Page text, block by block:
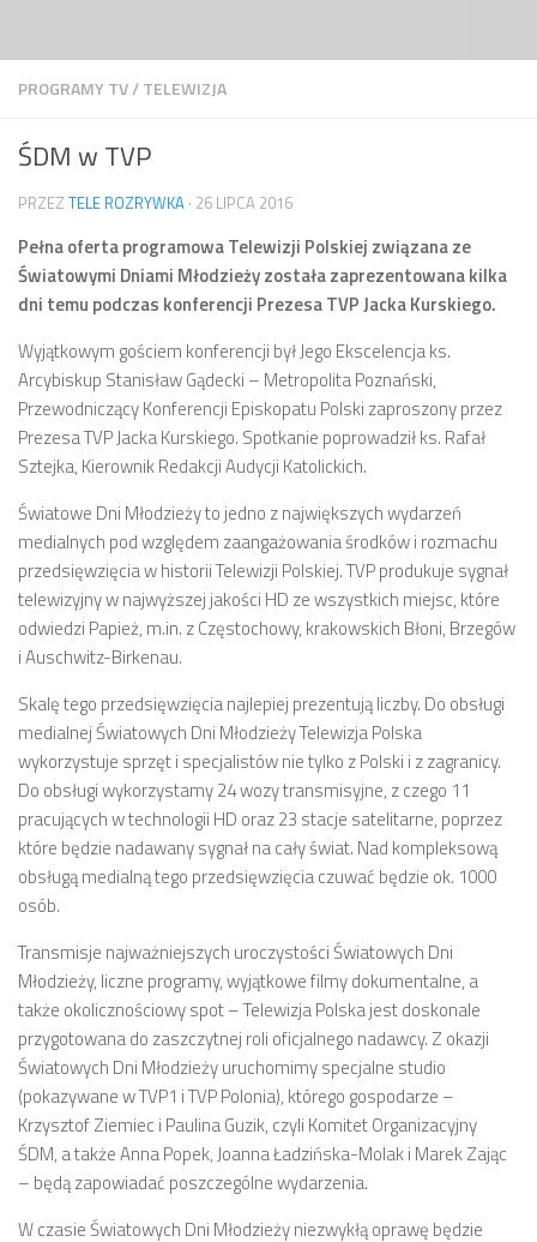
PROGRAMY TV/TELEWIZJA
ŚDM w TVP
PRZEZ TELE ROZRYWKA · 26 LIPCA 2016
Pełna oferta programowa Telewizji Polskiej związana ze
Światowymi Dniami Młodzieży została zaprezentowana kilka
dni temu podczas konferencji Prezesa TVP Jacka Kurskiego.
Wyjątkowym gościem konferencji był Jego Ekscelencja ks.
Arcybiskup Stanisław Gądecki – Metropolita Poznański,
Przewodniczący Konferencji Episkopatu Polski zaproszony przez
Prezesa TVP Jacka Kurskiego. Spotkanie poprowadził ks. Rafał
Sztejka, Kierownik Redakcji Audycji Katolickich.
Światowe Dni Młodzieży to jedno z największych wydarzeń
medialnych pod względem zaangażowania środków i rozmachu
przedsięwzięcia w historii Telewizji Polskiej. TVP produkuje sygnał
telewizyjny w najwyższej jakości HD ze wszystkich miejsc, które
odwiedzi Papież, m.in. z Częstochowy, krakowskich Błoni, Brzegów
i Auschwitz-Birkenau.
Skalę tego przedsięwzięcia najlepiej prezentują liczby. Do obsługi
medialnej Światowych Dni Młodzieży Telewizja Polska
wykorzystuje sprzęt i specjalistów nie tylko z Polski i z zagranicy.
Do obsługi wykorzystamy 24 wozy transmisyjne, z czego 11
pracujących w technologii HD oraz 23 stacje satelitarne, poprzez
które będzie nadawany sygnał na cały świat. Nad kompleksową
obsługą medialną tego przedsięwzięcia czuwać będzie ok. 1000
osób.
Transmisje najważniejszych uroczystości Światowych Dni
Młodzieży, liczne programy, wyjątkowe filmy dokumentalne, a
także okolicznościowy spot – Telewizja Polska jest doskonale
przygotowana do zaszczytnej roli oficjalnego nadawcy. Z okazji
Światowych Dni Młodzieży uruchomimy specjalne studio
(pokazywane w TVP1 i TVP Polonia), którego gospodarze –
Krzysztof Ziemiec i Paulina Guzik, czyli Komitet Organizacyjny
ŚDM, a także Anna Popek, Joanna Ładzińska-Molak i Marek Zając
– będą zapowiadać poszczególne wydarzenia.
W czasie Światowych Dni Młodzieży niezwykłą oprawę będzie